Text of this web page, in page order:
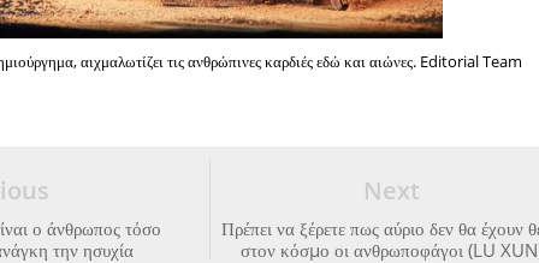
αιχμαλωτίζει τις ανθρώπινες καρδιές εδώ και αιώνες. Editorial Team
Next
Πρέπει να ξέρετε πως αύριο δεν θα έχουν
στον κόσµο οι ανθρωποφάγοι (LU
ο άνθρωπος τόσο
την ησυχία